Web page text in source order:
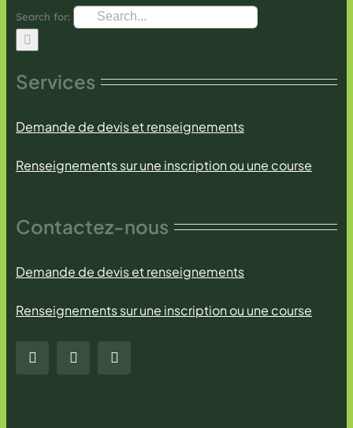
Search for:
Services
Demande de devis et renseignements
Renseignements sur une inscription ou une course
Contactez-nous
Demande de devis et renseignements
Renseignements sur une inscription ou une course